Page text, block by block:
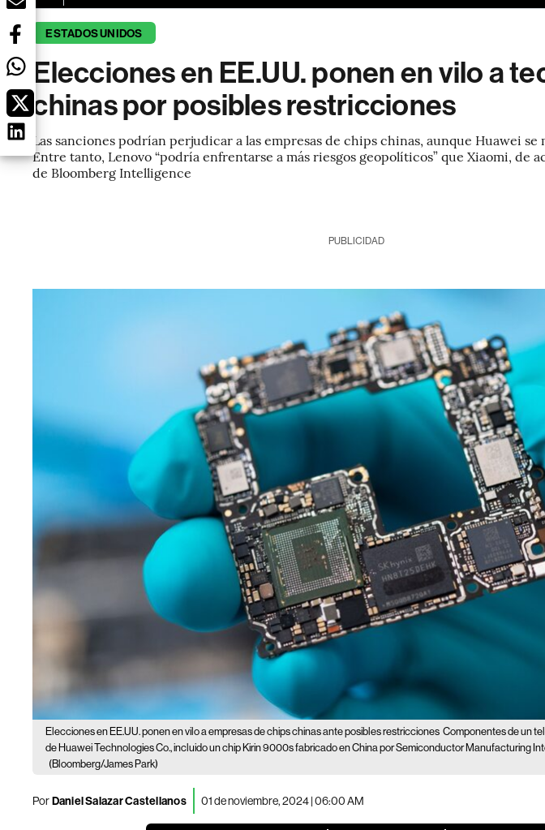
ESTADOS UNIDOS
Elecciones en EE.UU. ponen en vilo a
chinas por posibles restricciones
Las sanciones podrían perjudicar a las empresas de chips chinas, aunque Huawei
Entre tanto, Lenovo “podría enfrentarse a más riesgos geopolíticos” que Xiaomi, de
de Bloomberg Intelligence
PUBLICIDAD
Elecciones en EE.UU. ponen en vilo a empresas de chips chinas ante posibles restricciones Componentes de un
de Huawei Technologies Co., incluido un chip Kirin 9000s fabricado en China por Semiconductor Manufacturing
(Bloomberg/James Park)
PorDaniel Salazar Castellanos 01 de noviembre, 2024 | 06:00 AM